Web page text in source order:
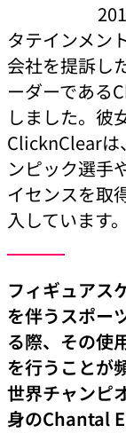
タテインメン
会社を提訴し
ーダーである
しました。彼
ClicknClearは
ンピック選手
イセンスを取
入しています。
フィギュアス
を伴うスポー
る際、その使
を行うことが
世界チャンピ
身のChantal